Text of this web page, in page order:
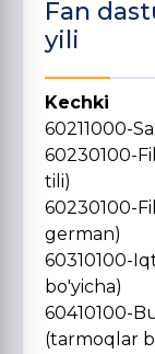
Fan
yili
Kechki
60211000-
60230100-
tili)
60230100-
german)
60310100-
bo'yicha)
60410100-
(tarmoqlar